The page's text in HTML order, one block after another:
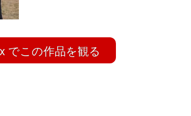
でこの作品を観る